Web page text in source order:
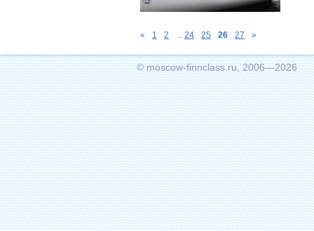
« 1 2 .. 24 25 26 27 »
© moscow-finnclass.ru, 2006—2026